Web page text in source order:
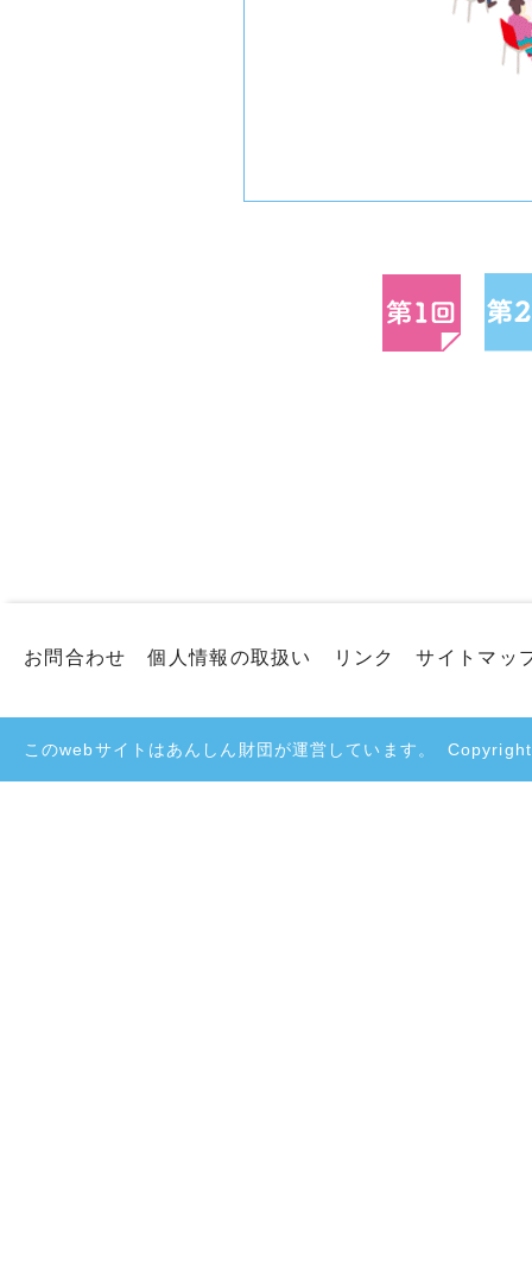
お問合わせ 個人情報の取扱い リンク サイトマッ
このwebサイトはあんしん財団が運営しています。